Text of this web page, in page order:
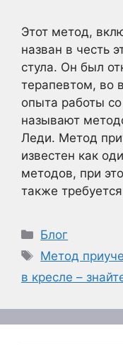
Этот метод,
назван в честь
стула. Он был
терапевтом, во
опыта работы
называют
Леди. Метод
известен как
методов, при
также
Рубрики
Блог
Метки
Метод
в кресле –